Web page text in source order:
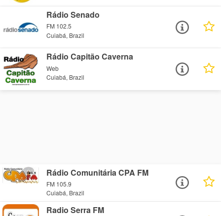
Rádio Senado
FM 102.5
Cuiabá, Brazil
Rádio Capitão Caverna
Web
Cuiabá, Brazil
Rádio Comunitária CPA FM
FM 105.9
Cuiabá, Brazil
Radio Serra FM